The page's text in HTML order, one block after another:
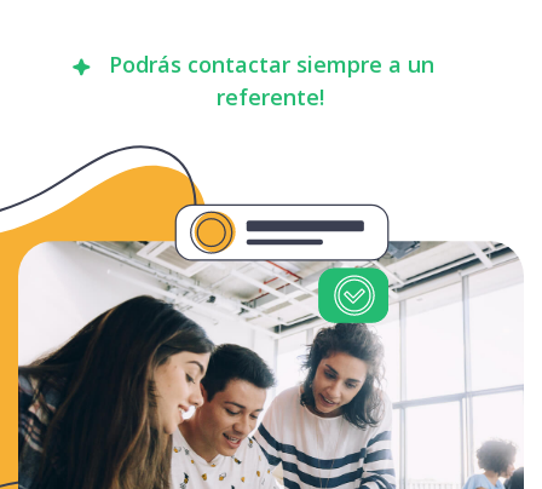
Podrás contactar siempre a un
referente!